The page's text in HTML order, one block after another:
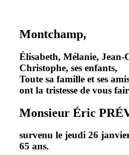
Montchamp,
Élisabeth, Mélanie, Jean-
Christophe, ses enfants,
Toute sa famille et ses
ont la tristesse de vous
Monsieur Éric
survenu le jeudi 26
65 ans.